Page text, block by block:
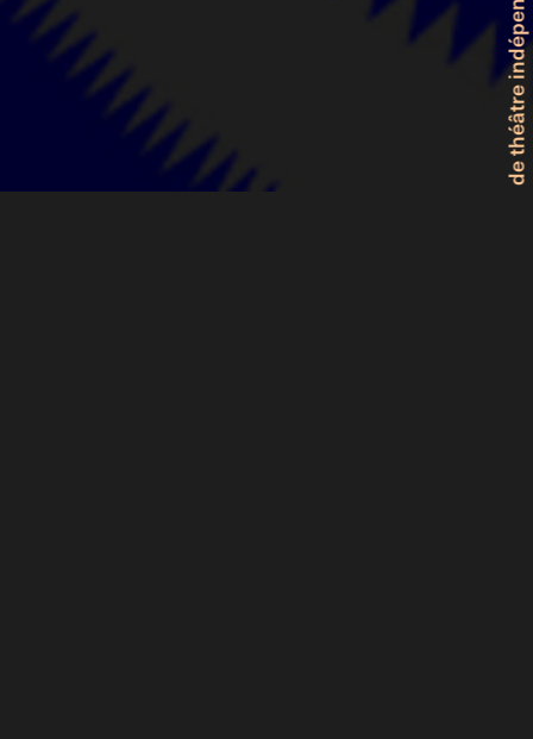
Faitière genevoise des producteur.ice.x.s de théâtre indépendant et professionnel